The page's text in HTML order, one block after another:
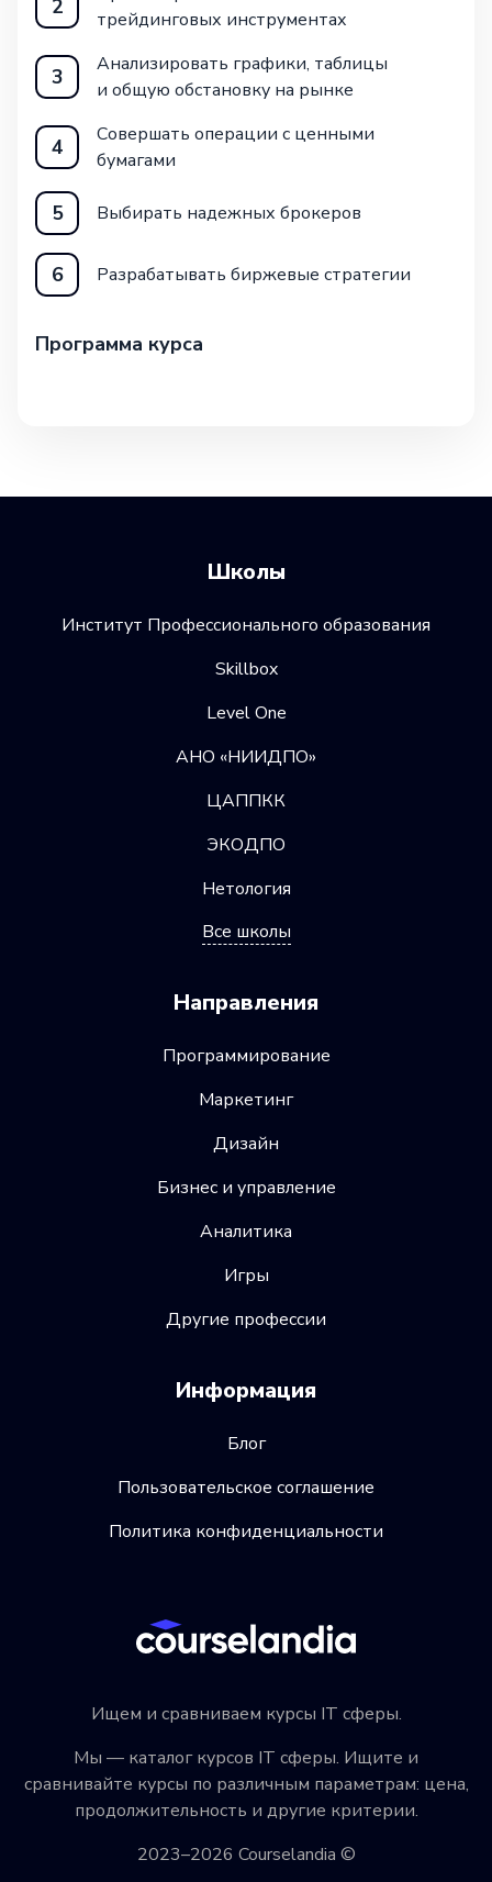
2
трейдинговых инструментах
3
Анализировать графики, таблицы
и общую обстановку на рынке
4
Совершать операции с ценными
бумагами
5 Выбирать надежных брокеров
6 Разрабатывать биржевые стратегии
Программа курса
Ищем и сравниваем курсы IT сферы.
Мы — каталог курсов IT сферы. Ищите и
сравнивайте курсы по различным параметрам: цена,
продолжительность и другие критерии.
2023–2026 Courselandia ©
Школы
Институт Профессионального образования
Skillbox
Level One
АНО «НИИДПО»
ЦАППКК
ЭКОДПО
Нетология
Все школы
Направления
Программирование
Маркетинг
Дизайн
Бизнес и управление
Аналитика
Игры
Другие профессии
Информация
Блог
Пользовательское соглашение
Политика конфиденциальности